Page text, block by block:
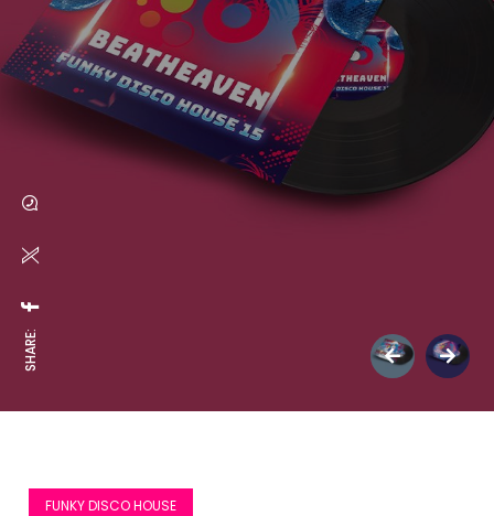
SHARE:
FUNKY DISCO HOUSE